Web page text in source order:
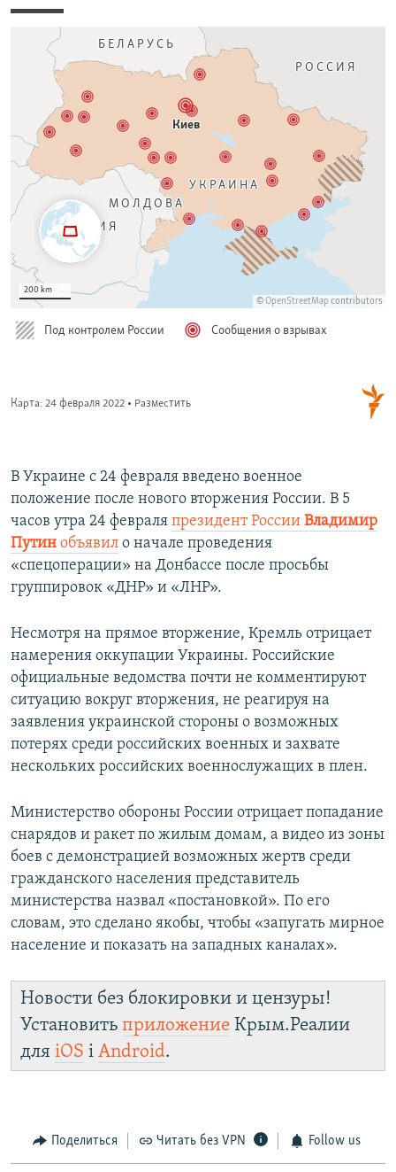
В Украине с 24 февраля введено военное
положение после нового вторжения России. В 5
часов утра 24 февраля президент России Владимир
Путин объявил о начале проведения
«спецоперации» на Донбассе после просьбы
группировок «ДНР» и «ЛНР».
Несмотря на прямое вторжение, Кремль отрицает
намерения оккупации Украины. Российские
официальные ведомства почти не комментируют
ситуацию вокруг вторжения, не реагируя на
заявления украинской стороны о возможных
потерях среди российских военных и захвате
нескольких российских военнослужащих в плен.
Министерство обороны России отрицает попадание
снарядов и ракет по жилым домам, а видео из зоны
боев с демонстрацией возможных жертв среди
гражданского населения представитель
министерства назвал «постановкой». По его
словам, это сделано якобы, чтобы «запугать мирное
население и показать на западных каналах».
Новости без блокировки и цензуры!
Установить приложение Крым.Реалии
для iOS і Android.
Поделиться Читать без VPN Follow us